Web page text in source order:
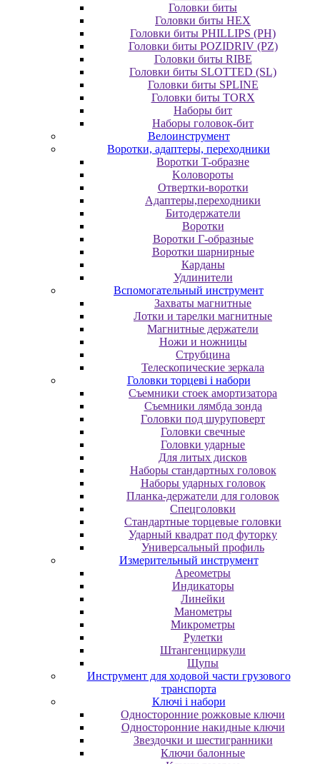
Головки биты
Головки биты HEX
Головки биты PHILLIPS (PH)
Головки биты POZIDRIV (PZ)
Головки биты RIBE
Головки биты SLOTTED (SL)
Головки биты SPLINE
Головки биты TORX
Наборы бит
Наборы головок-бит
Велоинструмент
Воротки, адаптеры, переходники
Bopoтки T-oбpaзне
Koлoвopoты
Oтвepтки-вopoтки
Адаптеры,переходники
Битодержатели
Воротки
Воротки Г-образные
Воротки шарнирные
Карданы
Удлинители
Вспомогательный инструмент
Захваты магнитные
Лотки и тарелки магнитные
Магнитные держатели
Ножи и ножницы
Струбцина
Телескопические зеркала
Головки торцеві і набори
Cъeмники cтoeк aмopтизaтopa
Cъeмники лямбдa зoндa
Гoлoвки пoд шуpупoвepт
Головки свечные
Головки ударные
Для литых дисков
Наборы стандартных головок
Наборы ударных головок
Планка-держатели для головок
Спецголовки
Стандартные торцевые головки
Ударный квадрат под футорку
Универсальный профиль
Измерительный инструмент
Ареометры
Индикаторы
Линейки
Манометры
Микрометры
Рулетки
Штангенциркули
Щупы
Инструмент для ходовой части грузового
транспорта
Ключі і набори
Oднocтopoнниe poжкoвыe ключи
Oднocтopoнниe нaкидныe ключи
Звездочки и шестигранники
Ключи балонные